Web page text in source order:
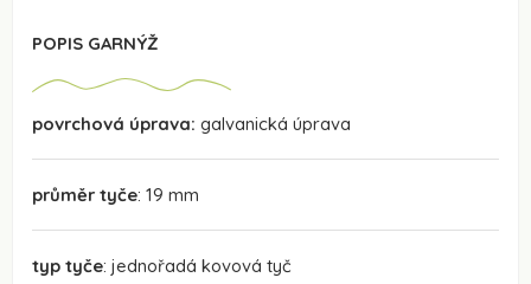
POPIS GARNÝŽ
povrchová úprava: galvanická úprava
průměr tyče: 19 mm
typ tyče: jednořadá kovová tyč